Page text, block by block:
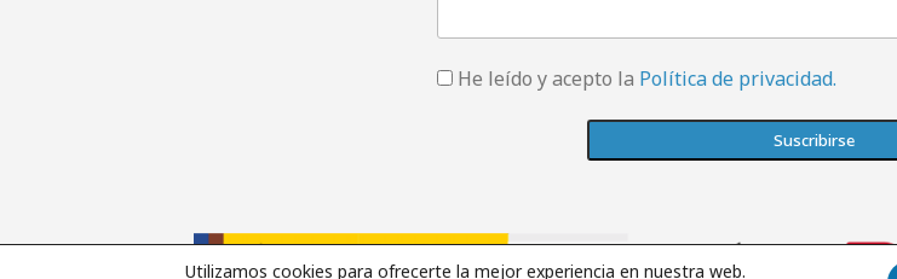
He leído y acepto la Política de privacidad.
Utilizamos cookies para ofrecerte la mejor experiencia en nuestra web.